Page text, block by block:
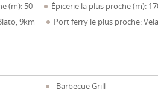
(m): 50
Épicerie la plus proche (m):
9km
Port ferry le plus proche:
Barbecue Grill